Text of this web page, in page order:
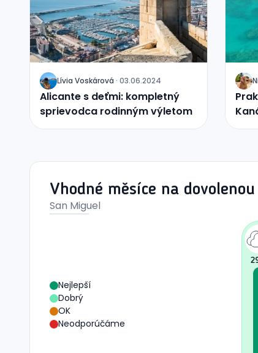
J Lívia Voskárová · 03.06.2024
Alicante s deťmi: kompletný
sprievodca rodinným výletom
J
Vhodné měsíce na
San Miguel
Nejlepší
Dobrý
OK
Neodporúčáme